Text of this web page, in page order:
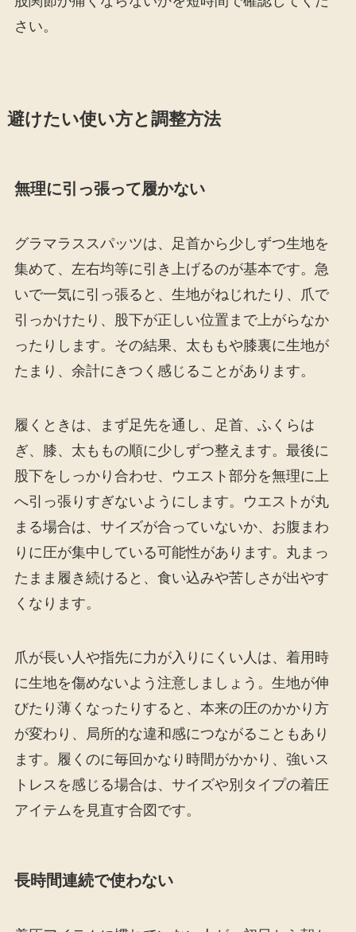
さい。
避けたい使い方と調整方法
無理に引っ張って履かない
グラマラススパッツは、足首から少しずつ生地を
集めて、左右均等に引き上げるのが基本です。急
いで一気に引っ張ると、生地がねじれたり、爪で
引っかけたり、股下が正しい位置まで上がらなか
ったりします。その結果、太ももや膝裏に生地が
たまり、余計にきつく感じることがあります。
履くときは、まず足先を通し、足首、ふくらは
ぎ、膝、太ももの順に少しずつ整えます。最後に
股下をしっかり合わせ、ウエスト部分を無理に上
へ引っ張りすぎないようにします。ウエストが丸
まる場合は、サイズが合っていないか、お腹まわ
りに圧が集中している可能性があります。丸まっ
たまま履き続けると、食い込みや苦しさが出やす
くなります。
爪が長い人や指先に力が入りにくい人は、着用時
に生地を傷めないよう注意しましょう。生地が伸
びたり薄くなったりすると、本来の圧のかかり方
が変わり、局所的な違和感につながることもあり
ます。履くのに毎回かなり時間がかかり、強いス
トレスを感じる場合は、サイズや別タイプの着圧
アイテムを見直す合図です。
長時間連続で使わない